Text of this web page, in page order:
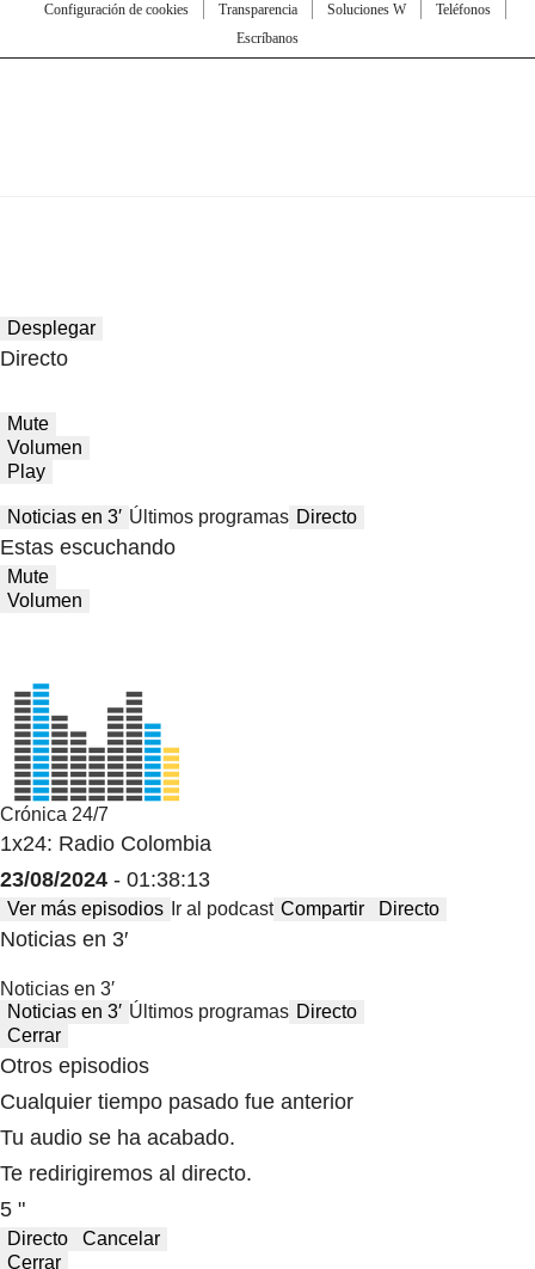
Configuración de cookies
Transparencia Soluciones W
Teléfonos
Escríbanos
Desplegar
Directo
Mute
Volumen
Play
Noticias en 3′ Últimos programas Directo
Estas escuchando
Mute
Volumen
Crónica 24/7
1x24: Radio Colombia
23/08/2024 - 01:38:13
Ver más episodios Ir al podcast Compartir Directo
Noticias en 3′
Noticias en 3′
Noticias en 3′ Últimos programas Directo
Cerrar
Otros episodios
Cualquier tiempo pasado fue anterior
Tu audio se ha acabado.
Te redirigiremos al directo.
5 "
Directo
Cancelar
Cerrar